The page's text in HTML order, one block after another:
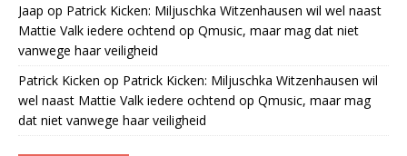
Jaap op Patrick Kicken: Miljuschka Witzenhausen wil wel naast
Mattie Valk iedere ochtend op Qmusic, maar mag dat niet
vanwege haar veiligheid
Patrick Kicken op Patrick Kicken: Miljuschka Witzenhausen wil
wel naast Mattie Valk iedere ochtend op Qmusic, maar mag
dat niet vanwege haar veiligheid